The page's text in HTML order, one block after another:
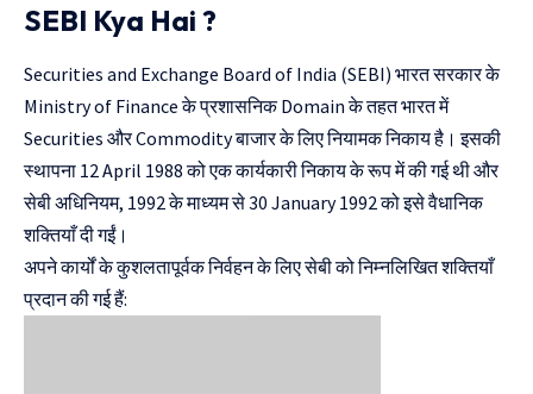
SEBI Kya Hai ?
Securities and Exchange Board of India (SEBI) भारत सरकार के
Ministry of Finance के प्रशासनिक Domain के तहत भारत में
Securities और Commodity बाजार के लिए नियामक निकाय है। इसकी
स्थापना 12 April 1988 को एक कार्यकारी निकाय के रूप में की गई थी और
सेबी अधिनियम, 1992 के माध्यम से 30 January 1992 को इसे वैधानिक
शक्तियाँ दी गईं।
अपने कार्यों के कुशलतापूर्वक निर्वहन के लिए सेबी को निम्नलिखित शक्तियाँ
प्रदान की गई हैं: